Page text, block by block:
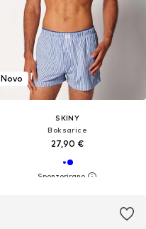
Novo
SKINY
Boksarice
27,90 €